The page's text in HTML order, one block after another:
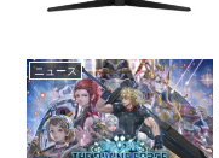
ニュース